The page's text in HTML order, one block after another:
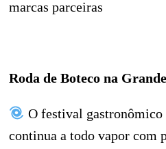
marcas parceiras
Roda de Boteco na
O festival gastronômico
continua a todo vapor com